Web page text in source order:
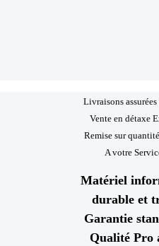
Livraisons
Vente en détaxe
Remise sur
A votre
Matériel
durable et
Garantie
Qualité Pro